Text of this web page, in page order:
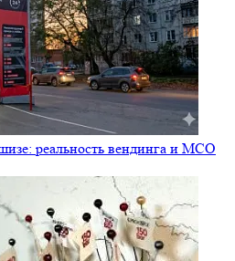
реальность вендинга и МСО